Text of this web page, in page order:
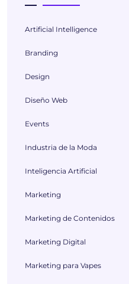
Artificial Intelligence
Branding
Design
Diseño Web
Events
Industria de la Moda
Inteligencia Artificial
Marketing
Marketing de Contenidos
Marketing Digital
Marketing para Vapes